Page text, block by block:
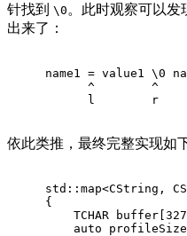
针找到 \0 。此时观察可以发
出来了：
name1 = value1 \0
      ^        ^
      l        r
依此类推，最终完整实现如
std::map<CString,
{
    TCHAR buffer[
auto